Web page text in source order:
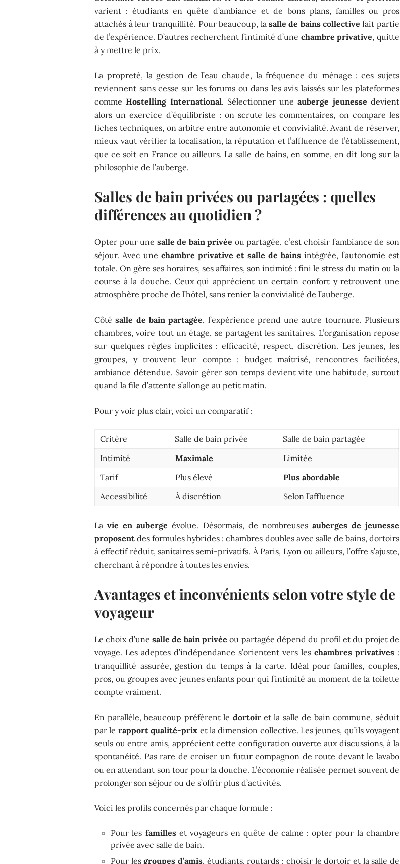
varient : étudiants en quête d’ambiance et de bons plans, familles ou pros
attachés à leur tranquillité. Pour beaucoup, la salle de bains collective fait partie
de l’expérience. D’autres recherchent l’intimité d’une chambre privative, quitte
à y mettre le prix.
La propreté, la gestion de l’eau chaude, la fréquence du ménage : ces sujets
reviennent sans cesse sur les forums ou dans les avis laissés sur les plateformes
commeHostelling International. Sélectionner uneauberge jeunesse devient
alors un exercice d’équilibriste : on scrute les commentaires, on compare les
fiches techniques, on arbitre entre autonomie et convivialité. Avant de réserver,
mieux vaut vérifier la localisation, la réputation et l’affluence de l’établissement,
que ce soit en France ou ailleurs. La salle de bains, en somme, en dit long sur la
philosophie de l’auberge.
Salles de bain privées ou partagées : quelles
différences au quotidien ?
Opter pour une salle de bain privée ou partagée, c’est choisir l’ambiance de son
séjour. Avec unechambre privative et salle de bainsintégrée, l’autonomie est
totale. On gère ses horaires, ses affaires, son intimité : fini le stress du matin ou la
course à la douche. Ceux qui apprécient un certain confort y retrouvent une
atmosphère proche de l’hôtel, sans renier la convivialité de l’auberge.
Côtésalle de bain partagée, l’expérience prend une autre tournure. Plusieurs
chambres, voire tout un étage, se partagent les sanitaires. L’organisation repose
sur quelques règles implicites : efficacité, respect, discrétion. Les jeunes, les
groupes, y trouvent leur compte : budget maîtrisé, rencontres facilitées,
ambiance détendue. Savoir gérer son temps devient vite une habitude, surtout
quand la file d’attente s’allonge au petit matin.
Pour y voir plus clair, voici un comparatif :
Critère Salle de bain privée
Salle de bain partagée
Intimité
Maximale
Limitée
Tarif
Plus élevé
Plus abordable
Accessibilité
À discrétion Selon l’affluence
Lavie en auberge évolue. Désormais, de nombreuses auberges de jeunesse
proposent des formules hybrides : chambres doubles avec salle de bains, dortoirs
à effectif réduit, sanitaires semi-privatifs. À Paris, Lyon ou ailleurs, l’offre s’ajuste,
cherchant à répondre à toutes les envies.
Avantages et inconvénients selon votre style de
voyageur
Le choix d’unesalle de bain privée ou partagée dépend du profil et du projet de
voyage. Les adeptes d’indépendance s’orientent vers les chambres privatives:
tranquillité assurée, gestion du temps à la carte. Idéal pour familles, couples,
pros, ou groupes avec jeunes enfants pour qui l’intimité au moment de la toilette
compte vraiment.
En parallèle, beaucoup préfèrent le dortoiret la salle de bain commune, séduit
par le rapport qualité-prix et la dimension collective. Les jeunes, qu’ils voyagent
seuls ou entre amis, apprécient cette configuration ouverte aux discussions, à la
spontanéité. Pas rare de croiser un futur compagnon de route devant le lavabo
ou en attendant son tour pour la douche. L’économie réalisée permet souvent de
prolonger son séjour ou de s’offrir plus d’activités.
Voici les profils concernés par chaque formule :
Pour les familleset voyageurs en quête de calme : opter pour la chambre
privée avec salle de bain.
Pour lesgroupes d’amis, étudiants, routards : choisir le dortoir et la salle de